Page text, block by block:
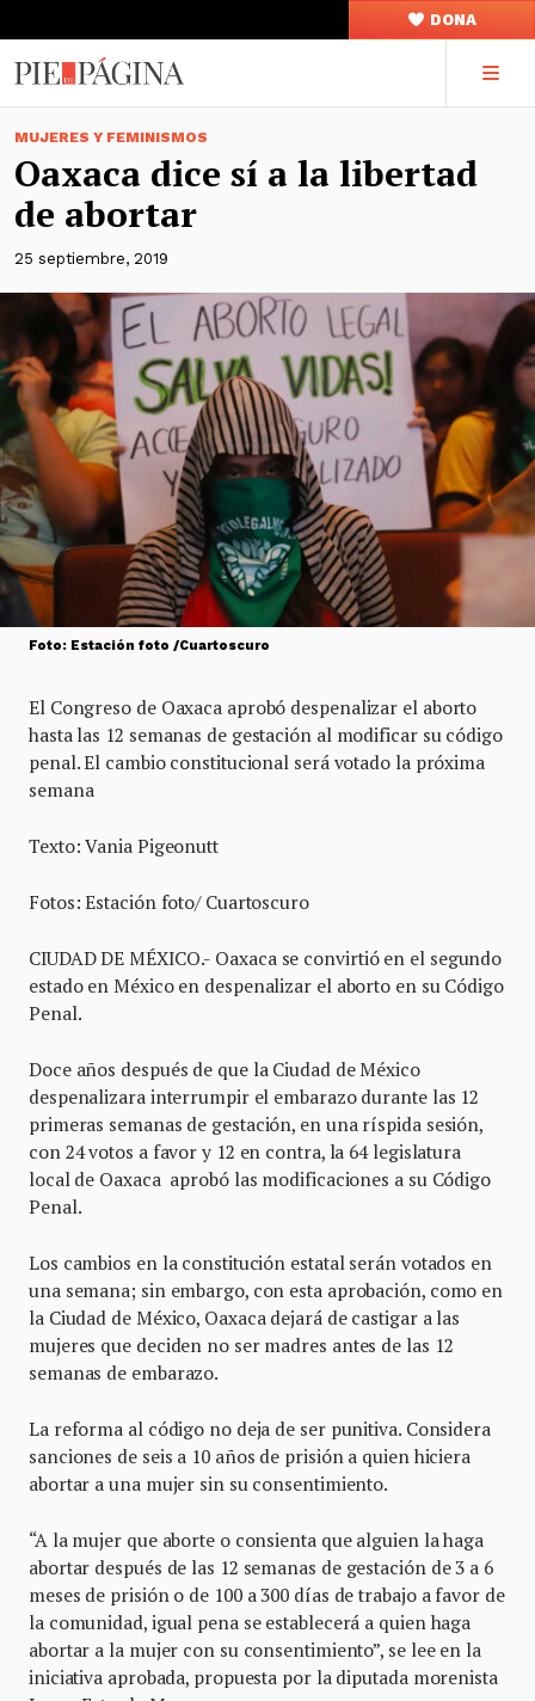
DONA
MUJERES Y FEMINISMOS
Oaxaca dice sí a la libertad
de abortar
25 septiembre, 2019
Foto: Estación foto /Cuartoscuro
El Congreso de Oaxaca aprobó despenalizar el aborto
hasta las 12 semanas de gestación al modificar su código
penal. El cambio constitucional será votado la próxima
semana
Texto: Vania Pigeonutt
Fotos: Estación foto/ Cuartoscuro
CIUDAD DE MÉXICO.- Oaxaca se convirtió en el segundo
estado en México en despenalizar el aborto en su Código
Penal.
Doce años después de que la Ciudad de México
despenalizara interrumpir el embarazo durante las 12
primeras semanas de gestación, en una ríspida sesión,
con 24 votos a favor y 12 en contra, la 64 legislatura
local de Oaxaca aprobó las modificaciones a su Código
Penal.
Los cambios en la constitución estatal serán votados en
una semana; sin embargo, con esta aprobación, como en
la Ciudad de México, Oaxaca dejará de castigar a las
mujeres que deciden no ser madres antes de las 12
semanas de embarazo.
La reforma al código no deja de ser punitiva. Considera
sanciones de seis a 10 años de prisión a quien hiciera
abortar a una mujer sin su consentimiento.
“A la mujer que aborte o consienta que alguien la haga
abortar después de las 12 semanas de gestación de 3 a 6
meses de prisión o de 100 a 300 días de trabajo a favor de
la comunidad, igual pena se establecerá a quien haga
abortar a la mujer con su consentimiento”, se lee en la
iniciativa aprobada, propuesta por la diputada morenista